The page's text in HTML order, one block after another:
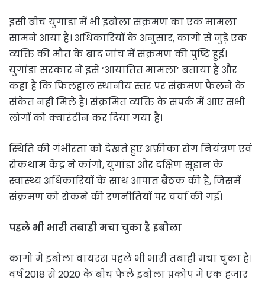
इसी बीच युगांडा में भी इबोला संक्रमण का एक मामला
सामने आया है। अधिकारियों के अनुसार, कांगो से जुड़े एक
व्यक्ति की मौत के बाद जांच में संक्रमण की पुष्टि हुई।
युगांडा सरकार ने इसे ‘आयातित मामला’ बताया है और
कहा है कि फिलहाल स्थानीय स्तर पर संक्रमण फैलने के
संकेत नहीं मिले हैं। संक्रमित व्यक्ति के संपर्क में आए सभी
लोगों को क्वारंटीन कर दिया गया है।
स्थिति की गंभीरता को देखते हुए अफ्रीका रोग नियंत्रण एवं
रोकथाम केंद्र ने कांगो, युगांडा और दक्षिण सूडान के
स्वास्थ्य अधिकारियों के साथ आपात बैठक की है, जिसमें
संक्रमण को रोकने की रणनीतियों पर चर्चा की गई।
पहले भी भारी तबाही मचा चुका है इबोला
कांगो में इबोला वायरस पहले भी भारी तबाही मचा चुका है।
वर्ष 2018 से 2020 के बीच फैले इबोला प्रकोप में एक हजार